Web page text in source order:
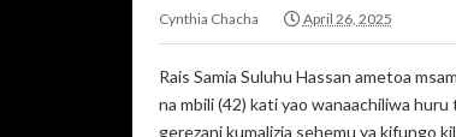
Cynthia Chacha April 26, 2025
Rais Samia Suluhu Hassan ametoa
na mbili (42) kati yao wanaachiliwa
gerezani kumalizia sehemu ya kifungo